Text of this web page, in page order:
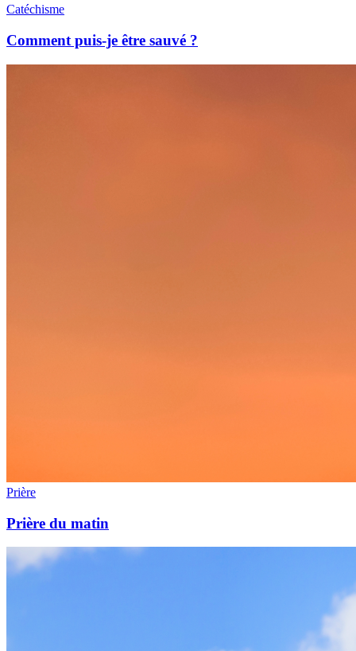
Catéchisme
Comment puis-je être sauvé ?
Prière
Prière du matin